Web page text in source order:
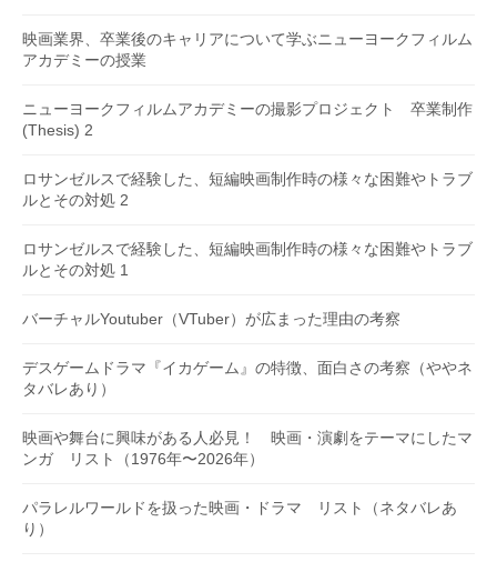
映画業界、卒業後のキャリアについて学ぶニューヨークフィルム
アカデミーの授業
ニューヨークフィルムアカデミーの撮影プロジェクト 卒業制作
(Thesis) 2
ロサンゼルスで経験した、短編映画制作時の様々な困難やトラブ
ルとその対処 2
ロサンゼルスで経験した、短編映画制作時の様々な困難やトラブ
ルとその対処 1
バーチャルYoutuber（VTuber）が広まった理由の考察
デスゲームドラマ『イカゲーム』の特徴、面白さの考察（ややネ
タバレあり）
映画や舞台に興味がある人必見！ 映画・演劇をテーマにしたマ
ンガ リスト（1976年〜2026年）
パラレルワールドを扱った映画・ドラマ リスト（ネタバレあ
り）